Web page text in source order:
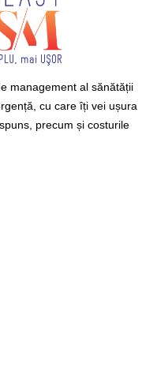
management al sănătății
cu care îți vei ușura
precum și costurile